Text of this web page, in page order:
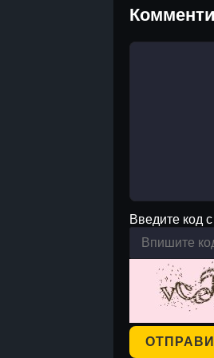
Введите код